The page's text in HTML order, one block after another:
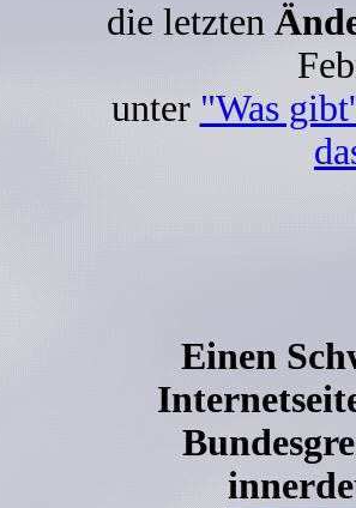
die letzten
unter "Was
Einen